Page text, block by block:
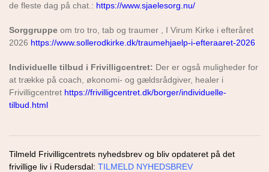
de fleste dag på chat.: https://www.sjaelesorg.nu/
Sorggruppe om tro tro, tab og traumer , I Virum Kirke i efteråret
2026 https://www.sollerodkirke.dk/traumehjaelp-i-efteraaret-2026
Individuelle tilbud i Frivilligcentret: Der er også muligheder for
at trække på coach, økonomi- og gældsrådgiver, healer i
Frivilligcentret https://frivilligcentret.dk/borger/individuelle-
tilbud.html
Tilmeld Frivilligcentrets nyhedsbrev og bliv opdateret på det
frivillige liv i Rudersdal: TILMELD NYHEDSBREV